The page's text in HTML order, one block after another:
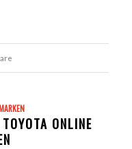
ONLINE